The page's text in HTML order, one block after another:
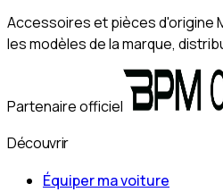
Accessoires et pièces d'origine
les modèles de la marque,
Partenaire officiel
Découvrir
Équiper ma voiture